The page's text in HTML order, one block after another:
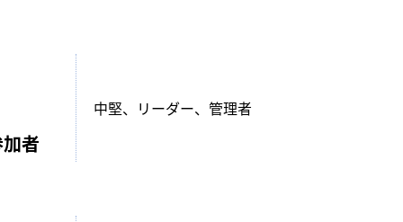
者
中堅、リーダー、管理者